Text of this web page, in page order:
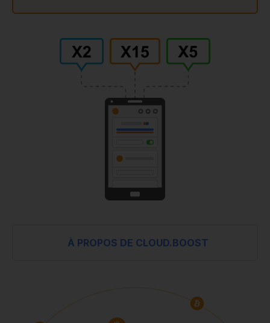
À PROPOS DE CLOUD.BOOST